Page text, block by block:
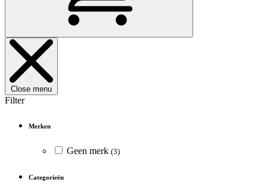
Close menu
Filter
Merken
Geen merk (3)
Categorieën